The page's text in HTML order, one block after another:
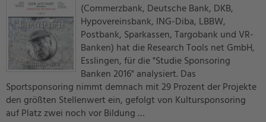
(Commerzbank, Deutsche Bank, DKB,
Hypovereinsbank, ING-Diba, LBBW,
Postbank, Sparkassen, Targobank und VR-
Banken) hat die Research Tools net GmbH,
Esslingen, für die "Studie Sponsoring
Banken 2016" analysiert. Das
Sportsponsoring nimmt demnach mit 29 Prozent der Projekte
den größten Stellenwert ein, gefolgt von Kultursponsoring
auf Platz zwei noch vor Bildung …